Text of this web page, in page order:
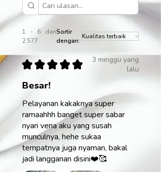
1 - 6 dari
2.577
Sortir
dengan:
★ ★ ★ ★ ★
3 minggu yang
lalu
Besar!
Pelayanan kakaknya super
ramaahhh banget super sabar
nyari vena aku yang susah
munculnya, hehe sukaa
tempatnya juga nyaman, bakal
jadi langganan disini❤️🥰